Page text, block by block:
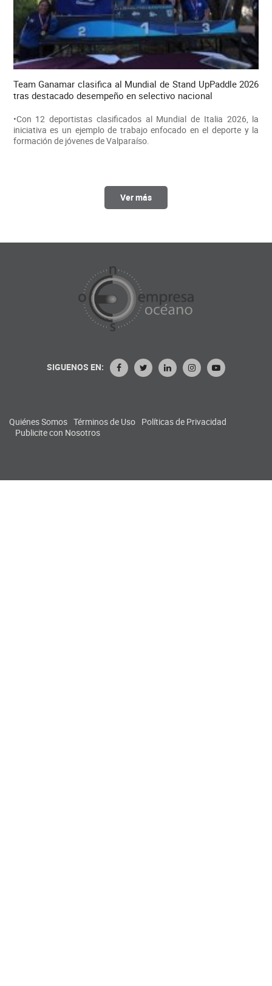
Team Ganamar clasifica al Mundial de Stand UpPaddle 2026
tras destacado desempeño en selectivo nacional
•Con 12 deportistas clasificados al Mundial de Italia 2026, la
iniciativa es un ejemplo de trabajo enfocado en el deporte y la
formación de jóvenes de Valparaíso.
Ver más
SIGUENOS EN:
Quiénes Somos Términos de Uso Políticas de Privacidad
Publicite con Nosotros